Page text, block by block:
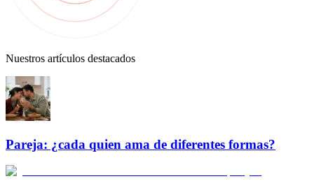
Nuestros artículos destacados
Pareja: ¿cada quien ama de diferentes formas?